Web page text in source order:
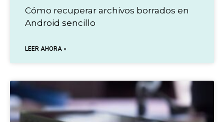
Cómo recuperar archivos borrados en
Android sencillo
LEER AHORA »